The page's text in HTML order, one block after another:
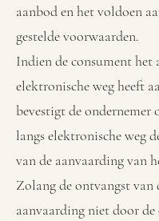
aanbod en het voldoen
gestelde voorwaarden.
Indien de consument het
elektronische weg heeft
bevestigt de
langs elektronische weg
van de aanvaarding van
Zolang de ontvangst van
aanvaarding niet door de